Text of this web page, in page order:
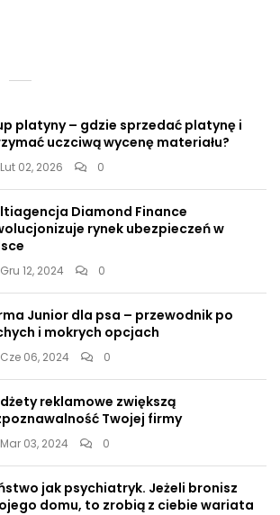
platyny – gdzie sprzedać platynę i
uczciwą wycenę materiału?
Lut 02, 2026 0
Diamond Finance
rynek ubezpieczeń w
Gru 12, 2024 0
Junior dla psa – przewodnik po
i mokrych opcjach
Cze 06, 2024 0
reklamowe zwiększą
Twojej firmy
Mar 03, 2024 0
jak psychiatryk. Jeżeli bronisz
domu, to zrobią z ciebie wariata